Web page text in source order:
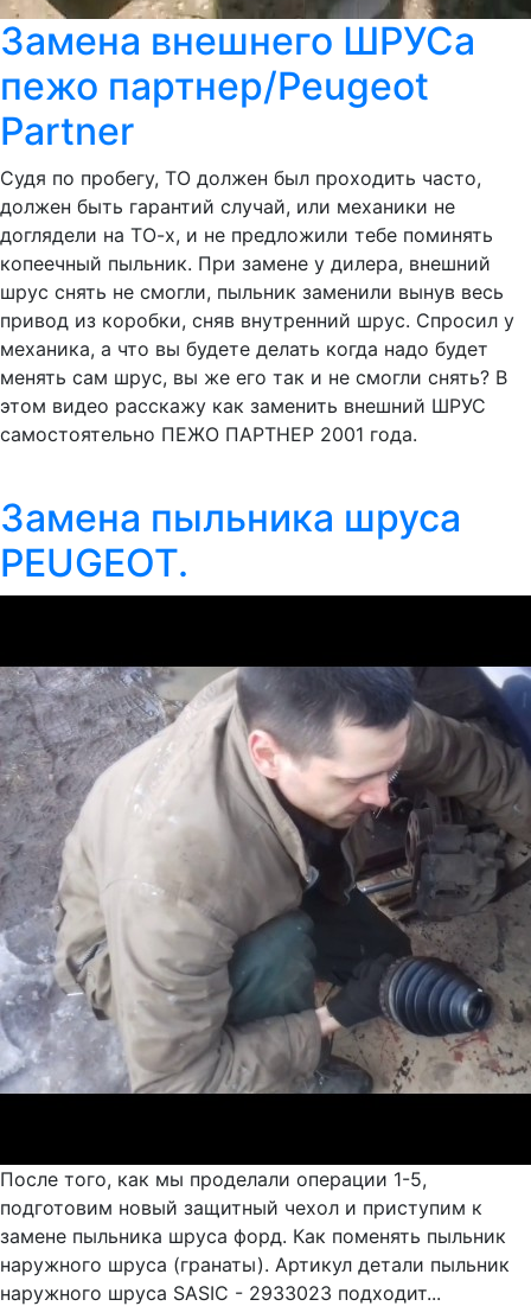
Замена внешнего ШРУСа
пежо партнер/Peugeot
Partner
Судя по пробегу, ТО должен был проходить часто,
должен быть гарантий случай, или механики не
доглядели на ТО-х, и не предложили тебе поминять
копеечный пыльник. При замене у дилера, внешний
шрус снять не смогли, пыльник заменили вынув весь
привод из коробки, сняв внутренний шрус. Спросил у
механика, а что вы будете делать когда надо будет
менять сам шрус, вы же его так и не смогли снять? В
этом видео расскажу как заменить внешний ШРУС
самостоятельно ПЕЖО ПАРТНЕР 2001 года.
Замена пыльника шруса
PEUGEOT.
После того, как мы проделали операции 1-5,
подготовим новый защитный чехол и приступим к
замене пыльника шруса форд. Как поменять пыльник
наружного шруса (гранаты). Артикул детали пыльник
наружного шруса SASIC - 2933023 подходит...